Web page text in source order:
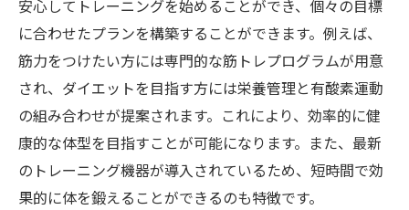
日立市のジムでの効果的なトレーニング技
術
ストレス管理とリラクゼーションの統合
日立市でのパーソナルジムでの全身的な健
康アプローチ
日立市のトレーナーによる専門的な指導
パーソナルジムでの体型維持と改善策
安心してトレーニングを始めることができ、個々の目標
に合わせたプランを構築することができます。例えば、
筋力をつけたい方には専門的な筋トレプログラムが用意
され、ダイエットを目指す方には栄養管理と有酸素運動
の組み合わせが提案されます。これにより、効率的に健
康的な体型を目指すことが可能になります。また、最新
のトレーニング機器が導入されているため、短時間で効
果的に体を鍛えることができるのも特徴です。